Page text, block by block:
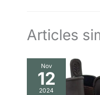
Articles
Nov
12
2024